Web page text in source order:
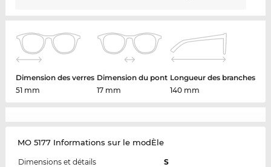
Dimension des verres
51 mm
Dimension du pont
17 mm
Longueur des branches
140 mm
MO 5177 Informations sur le modÈle
Dimensions et détails
S